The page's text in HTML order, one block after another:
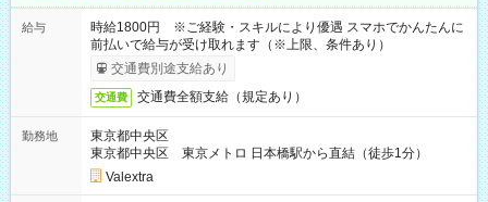
給与
時給1800円 ※ご経験・スキルにより優遇 スマホでかんたんに
前払いで給与が受け取れます（※上限、条件あり）
交通費別途支給あり
交通費 交通費全額支給（規定あり）
勤務地
東京都中央区
東京都中央区 東京メトロ 日本橋駅から直結（徒歩1分）
Valextra